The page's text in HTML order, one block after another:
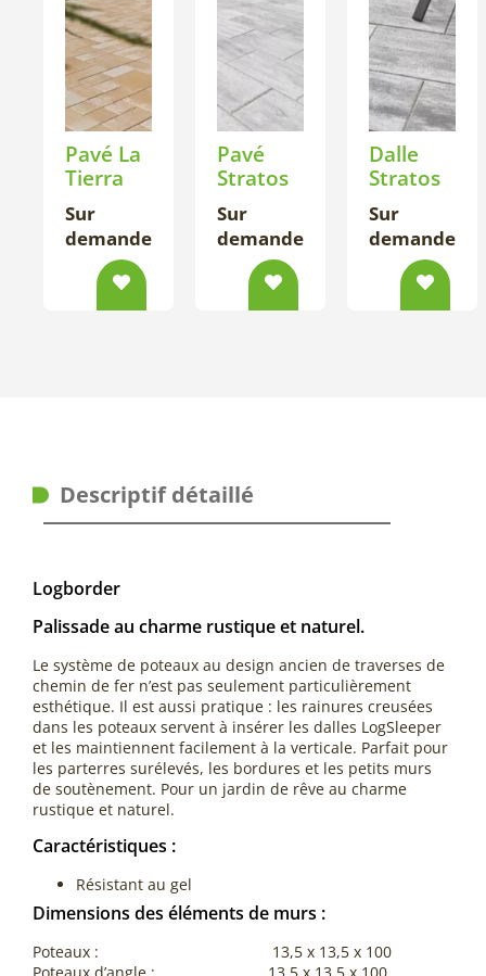
Pavé La
Tierra
Sur
demande
Pavé
Stratos
Sur
demande
Dalle
Stratos
Sur
demande
Descriptif détaillé
Logborder
Palissade au charme rustique et naturel.
Le système de poteaux au design ancien de traverses de
chemin de fer n’est pas seulement particulièrement
esthétique. Il est aussi pratique : les rainures creusées
dans les poteaux servent à insérer les dalles LogSleeper
et les maintiennent facilement à la verticale. Parfait pour
les parterres surélevés, les bordures et les petits murs
de soutènement. Pour un jardin de rêve au charme
rustique et naturel.
Caractéristiques :
Résistant au gel
Dimensions des éléments de murs :
Poteaux : 13,5 x 13,5 x 100
Poteaux d’angle : 13,5 x 13,5 x 100